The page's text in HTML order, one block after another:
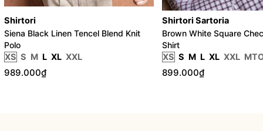
Shirtori
Siena Black Linen Tencel Blend Knit
Polo
XS S M L XL XXL
989.000₫
Shirtori Sartoria
Brown White Square
Shirt
XS S M L XL XXL
899.000₫